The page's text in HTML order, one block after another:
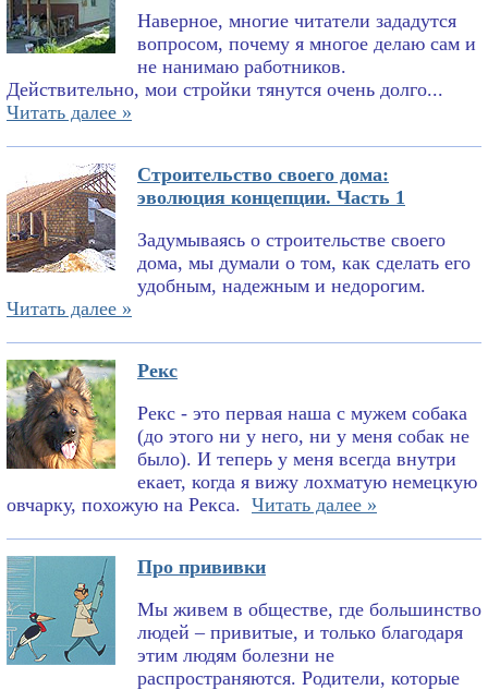
Наверное, многие читатели зададутся
вопросом, почему я многое делаю сам и
не нанимаю работников.
Действительно, мои стройки тянутся очень долго...
Читать далее »
Строительство своего дома:
эволюция концепции. Часть 1
Задумываясь о строительстве своего
дома, мы думали о том, как сделать его
удобным, надежным и недорогим.
Читать далее »
Рекс
Рекс - это первая наша с мужем собака
(до этого ни у него, ни у меня собак не
было). И теперь у меня всегда внутри
екает, когда я вижу лохматую немецкую
овчарку, похожую на Рекса. Читать далее »
Про прививки
Мы живем в обществе, где большинство
людей – привитые, и только благодаря
этим людям болезни не
распространяются. Родители, которые